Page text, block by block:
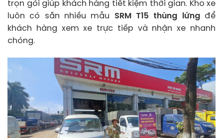
trọn gói giúp khách hàng tiết kiệm thời gian. Kho xe
luôn có sẵn nhiều mẫu SRM T15 thùng lửngđể
khách hàng xem xe trực tiếp và nhận xe nhanh
chóng.